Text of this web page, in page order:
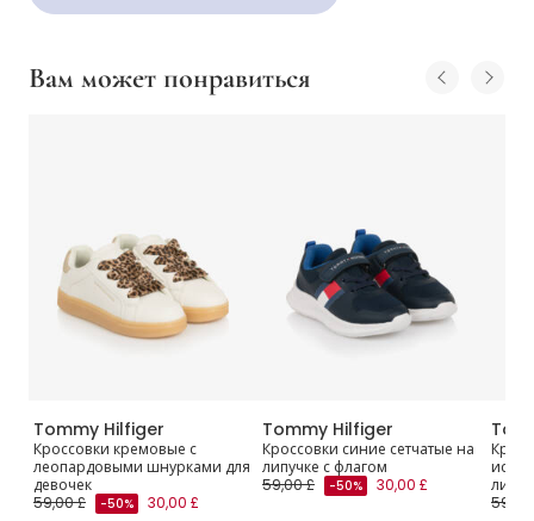
Вам может понравиться
Tommy Hilfiger
Кроссовки кремовые с
леопардовыми шнурками для
девочек
59,00 £
-50% 30,00 £
Tommy Hilfiger
Кроссовки синие сетчатые на
липучке с флагом
59,00 £
-50% 30,00 £
59,00